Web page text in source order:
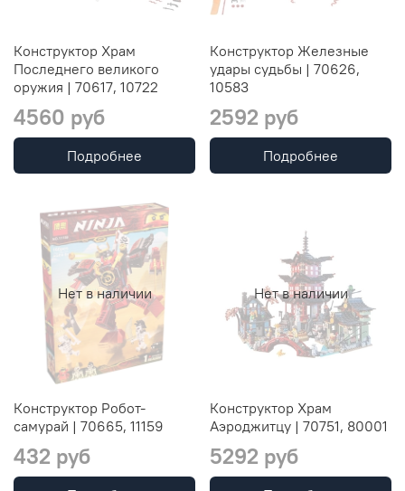
Конструктор Храм
Последнего великого
оружия | 70617, 10722
4560 руб
Подробнее
Конструктор Железные
удары судьбы | 70626,
10583
2592 руб
Подробнее
Нет в наличии
Конструктор Робот-
самурай | 70665, 11159
432 руб
Нет в наличии
Конструктор Храм
Аэроджитцу | 70751, 80001
5292 руб